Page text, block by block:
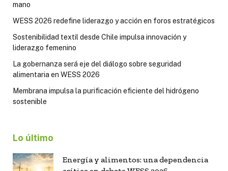
mano
WESS 2026 redefine liderazgo y acción en foros estratégicos
Sostenibilidad textil desde Chile impulsa innovación y
liderazgo femenino
La gobernanza será eje del diálogo sobre seguridad
alimentaria en WESS 2026
Membrana impulsa la purificación eficiente del hidrógeno
sostenible
Lo último
Energía y alimentos: una dependencia